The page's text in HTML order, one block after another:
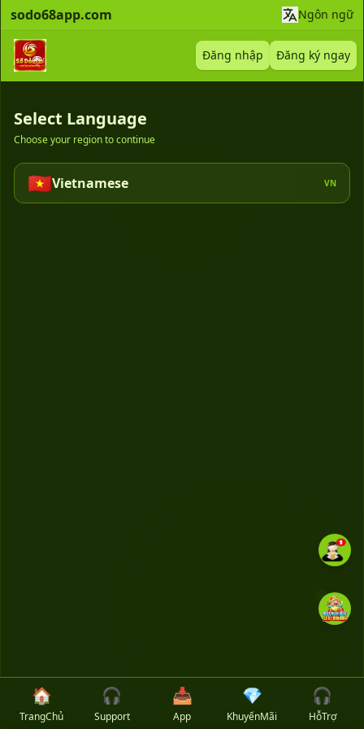
sodo68app.com Ngôn ngữ
Đăng nhập Đăng ký ngay
Select Language
Choose your region to continue
🇻🇳Vietnamese VN
🏠
TrangChủ
🎧
Support
📥
App
💎
KhuyếnMãi
🎧
HỗTrợ